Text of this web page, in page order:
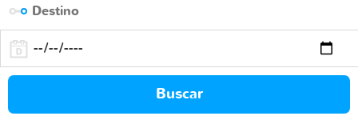
Buscar